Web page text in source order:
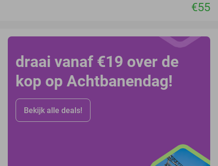
€55
draai vanaf €19 over de
kop op Achtbanendag!
Bekijk alle deals!